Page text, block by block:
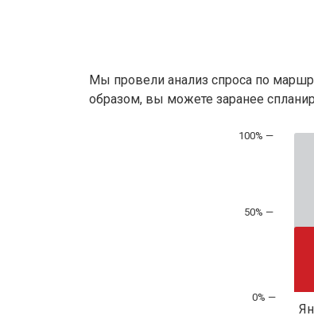
Мы провели анализ спроса по
образом, вы можете заранее
50% —